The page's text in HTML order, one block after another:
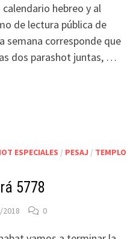
hebreo y al
de lectura pública de
semana corresponde que
dos parashot juntas, …
ESPECIALES / PESAJ / TEMPLO
5778
2018 0